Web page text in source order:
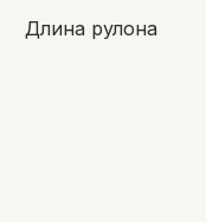
Длина рулона